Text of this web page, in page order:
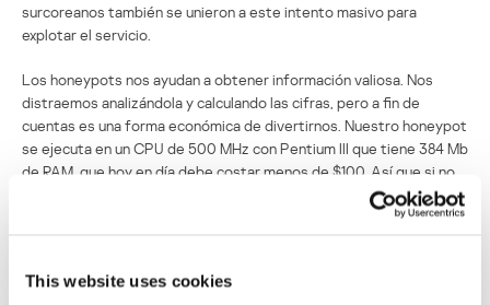
This website uses cookies
surcoreanos también se unieron a este intento masivo para
explotar el servicio.
Los honeypots nos ayudan a obtener información valiosa. Nos
distraemos analizándola y calculando las cifras, pero a fin de
cuentas es una forma económica de divertirnos. Nuestro honeypot
se ejecuta en un CPU de 500 MHz con Pentium III que tiene 384 Mb
de RAM, que hoy en día debe costar menos de $100. Así que si no
sabes qué hacer con ese ordenador viejo y lento que consideras
¿Quién querría mi servidor SQL?